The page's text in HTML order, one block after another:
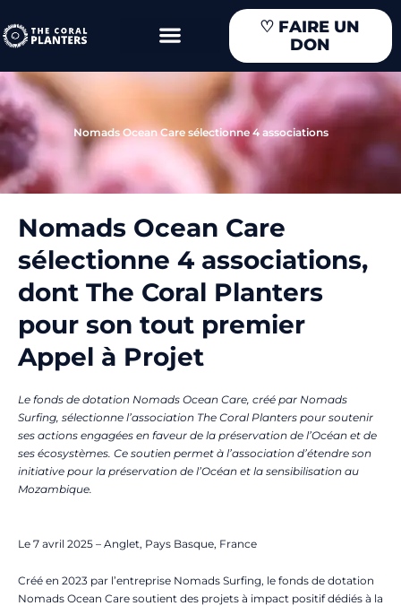
au
contenu
♡ FAIRE UN
DON
Nomads Ocean Care sélectionne 4 associations
Nomads Ocean Care
sélectionne 4 associations,
dont The Coral Planters
pour son tout premier
Appel à Projet
Le fonds de dotation Nomads Ocean Care, créé par Nomads
Surfing, sélectionne l’association The Coral Planters pour soutenir
ses actions engagées en faveur de la préservation de l’Océan et de
ses écosystèmes. Ce soutien permet à l’association d’étendre son
initiative pour la préservation de l’Océan et la sensibilisation au
Mozambique.
Le 7 avril 2025 – Anglet, Pays Basque, France
Créé en 2023 par l’entreprise Nomads Surfing, le fonds de dotation
Nomads Ocean Care soutient des projets à impact positif dédiés à la